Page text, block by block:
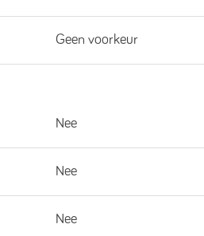
Geen voorkeur
Nee
Nee
Nee